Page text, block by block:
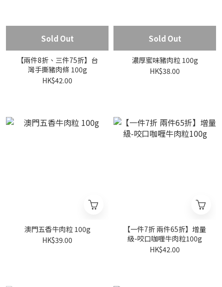
Sold Out
【兩件8折、三件75折】台
灣手撕豬肉條 100g
HK$42.00
Sold Out
濃厚蜜味豬肉粒 100g
HK$38.00
澳門五香牛肉粒 100g
HK$39.00
【一件7折 兩件65折】增量
級-咬口咖喱牛肉粒100g
HK$42.00